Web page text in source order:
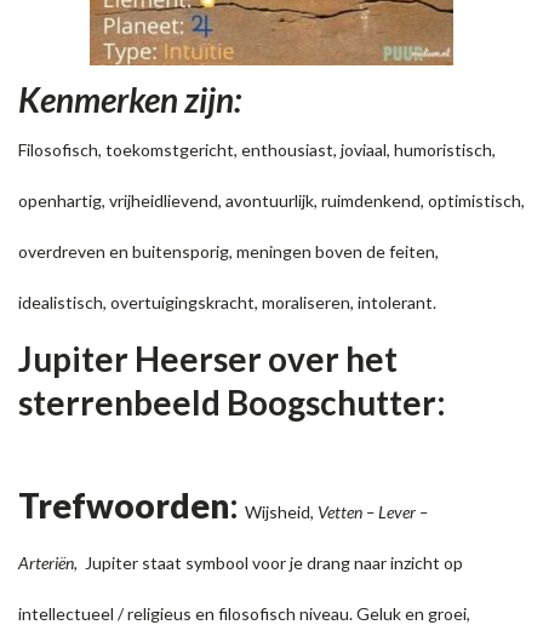
Kenmerken zijn:
Filosofisch, toekomstgericht, enthousiast, joviaal, humoristisch,
openhartig, vrijheidlievend, avontuurlijk, ruimdenkend, optimistisch,
overdreven en buitensporig, meningen boven de feiten,
idealistisch, overtuigingskracht, moraliseren, intolerant.
Jupiter Heerser over het
sterrenbeeld Boogschutter:
Trefwoorden: Wijsheid, Vetten – Lever –
Arteriën, Jupiter staat symbool voor je drang naar inzicht op
intellectueel / religieus en filosofisch niveau. Geluk en groei,